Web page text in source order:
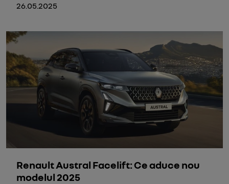
26.05.2025
Renault Austral Facelift: Ce aduce nou
modelul 2025